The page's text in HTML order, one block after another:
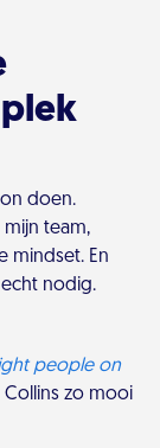
doen.
mijn team,
mindset. En
nodig.
people on
Collins zo mooi